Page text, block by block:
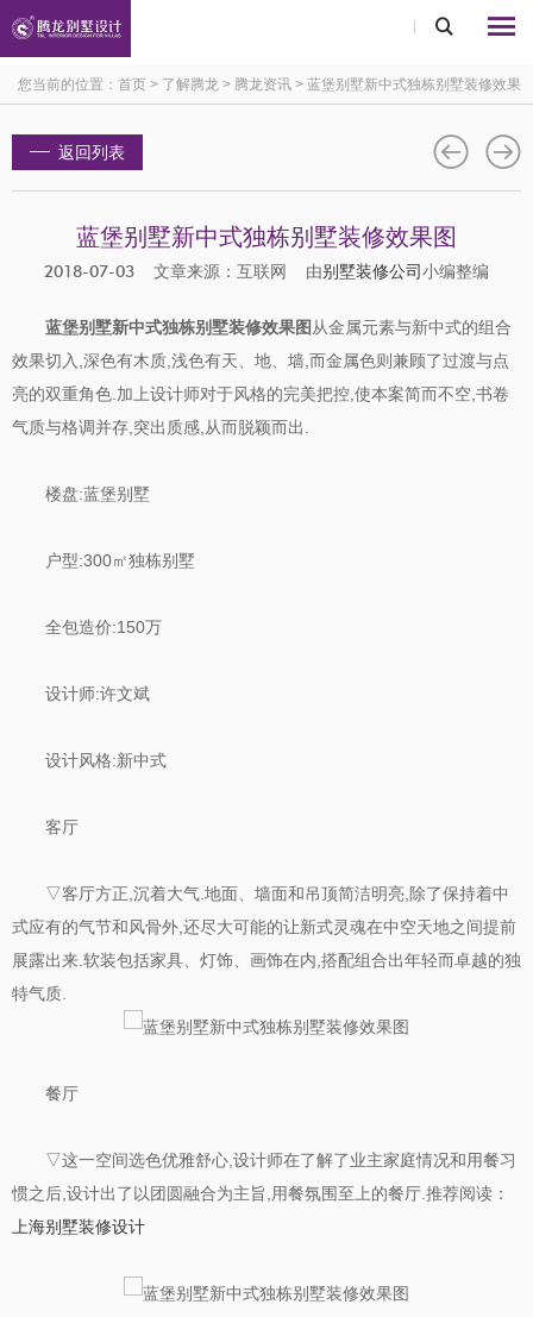
您当前的位置： 首页 > 了解腾龙 > 腾龙资讯 > 蓝堡别墅新中式独栋别墅装修效果
返回列表
蓝堡别墅新中式独栋别墅装修效果图
2018-07-03 文章来源：互联网 由别墅装修公司小编整编
蓝堡别墅新中式独栋别墅装修效果图 从金属元素与新中式的组合
效果切入,深色有木质,浅色有天、地、墙,而金属色则兼顾了过渡与点
亮的双重角色.加上设计师对于风格的完美把控,使本案简而不空,书卷
气质与格调并存,突出质感,从而脱颖而出.
楼盘:蓝堡别墅
户型:300㎡独栋别墅
全包造价:150万
设计师:许文斌
设计风格:新中式
客厅
▽客厅方正,沉着大气.地面、墙面和吊顶简洁明亮,除了保持着中
式应有的气节和风骨外,还尽大可能的让新式灵魂在中空天地之间提前
展露出来.软装包括家具、灯饰、画饰在内,搭配组合出年轻而卓越的独
特气质.
餐厅
▽这一空间选色优雅舒心,设计师在了解了业主家庭情况和用餐习
惯之后,设计出了以团圆融合为主旨,用餐氛围至上的餐厅.推荐阅读：
上海别墅装修设计